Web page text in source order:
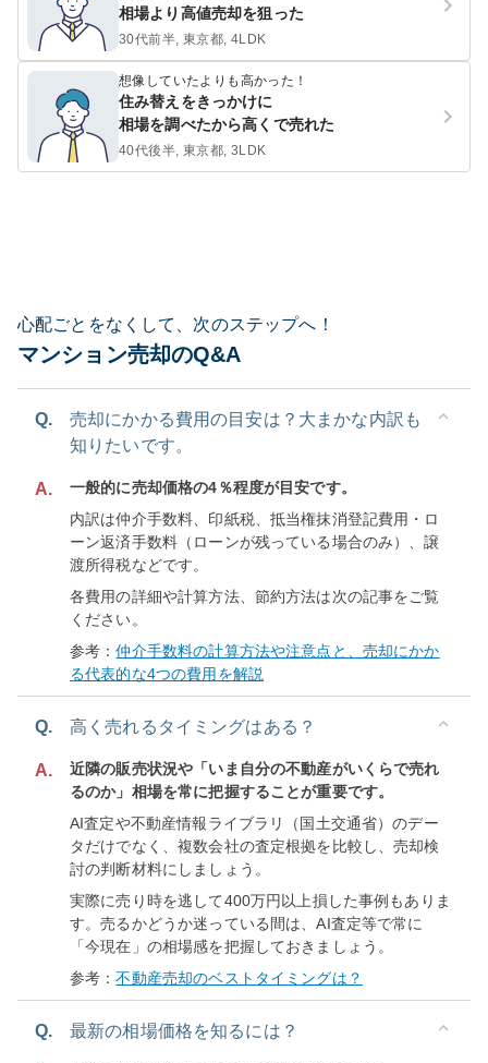
相場より高値売却を狙った
30代前半, 東京都, 4LDK
想像していたよりも高かった！
住み替えをきっかけに
相場を調べたから高くで売れた
40代後半, 東京都, 3LDK
心配ごとをなくして、次のステップへ！
マンション売却のQ&A
Q.
売却にかかる費用の目安は？大まかな内訳も
知りたいです。
A.
一般的に売却価格の4％程度が目安です。
内訳は仲介手数料、印紙税、抵当権抹消登記費用・ロ
ーン返済手数料（ローンが残っている場合のみ）、譲
渡所得税などです。
各費用の詳細や計算方法、節約方法は次の記事をご覧
ください。
参考：仲介手数料の計算方法や注意点と、売却にかか
る代表的な4つの費用を解説
Q. 高く売れるタイミングはある？
A.
近隣の販売状況や「いま自分の不動産がいくらで売れ
るのか」相場を常に把握することが重要です。
AI査定や不動産情報ライブラリ（国土交通省）のデー
タだけでなく、複数会社の査定根拠を比較し、売却検
討の判断材料にしましょう。
実際に売り時を逃して400万円以上損した事例もありま
す。売るかどうか迷っている間は、AI査定等で常に
「今現在」の相場感を把握しておきましょう。
参考：不動産売却のベストタイミングは？
Q. 最新の相場価格を知るには？